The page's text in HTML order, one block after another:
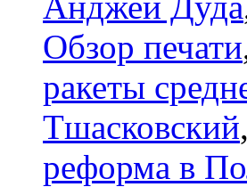
Обзор печати
ракеты
Тшасковский,
реформа в